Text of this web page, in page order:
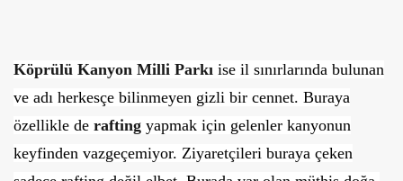
Köprülü Kanyon Milli Parkı ise il sınırlarında bulunan
ve adı herkesçe bilinmeyen gizli bir cennet. Buraya
özellikle de rafting yapmak için gelenler kanyonun
keyfinden vazgeçemiyor. Ziyaretçileri buraya çeken